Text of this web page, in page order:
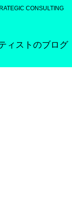
CONSULTING
ィストのブログ